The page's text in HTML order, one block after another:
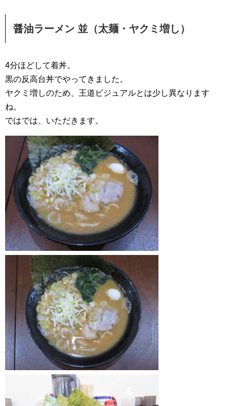
醤油ラーメン 並（太麺・ヤクミ増し）
4分ほどして着丼。
黒の反高台丼でやってきました。
ヤクミ増しのため、王道ビジュアルとは少し異なります
ね。
ではでは、いただきます。